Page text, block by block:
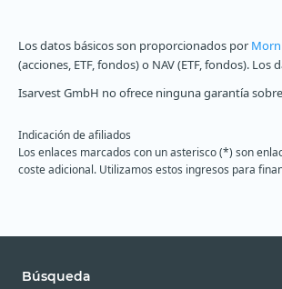
Logística de comercio
electrónico
Lujo y estilo de vida
Marcas sólidas
Master Limited
Minas de oro
No clasificado (6)
Long Leveraged
Corto
Los datos básicos son proporcionados por
(acciones, ETF, fondos) o NAV (ETF, fondos).
Isarvest GmbH no ofrece ninguna garantía
Indicación de afiliados
Los enlaces marcados con un asterisco (*) son
coste adicional. Utilizamos estos ingresos para
Búsqueda